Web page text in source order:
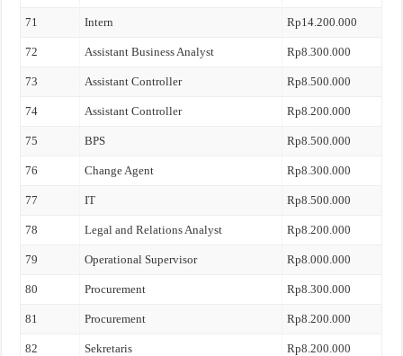
71 Intern Rp14.200.000
72 Assistant Business Analyst Rp8.300.000
73 Assistant Controller Rp8.500.000
74 Assistant Controller Rp8.200.000
75 BPS Rp8.500.000
76 Change Agent Rp8.300.000
77 IT Rp8.500.000
78 Legal and Relations Analyst Rp8.200.000
79 Operational Supervisor Rp8.000.000
80 Procurement Rp8.300.000
81 Procurement Rp8.200.000
82 Sekretaris Rp8.200.000